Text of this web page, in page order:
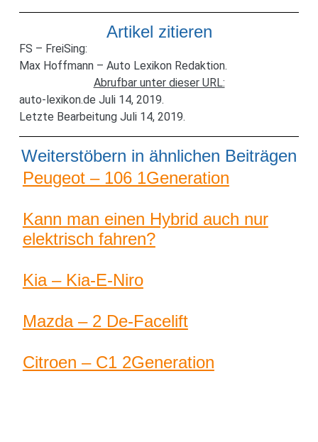
Artikel zitieren
FS – FreiSing:
Max Hoffmann – Auto Lexikon Redaktion.
Abrufbar unter dieser URL:
auto-lexikon.de Juli 14, 2019.
Letzte Bearbeitung Juli 14, 2019.
Weiterstöbern in ähnlichen Beiträgen
Peugeot – 106 1Generation
Kann man einen Hybrid auch nur
elektrisch fahren?
Kia – Kia-E-Niro
Mazda – 2 De-Facelift
Citroen – C1 2Generation